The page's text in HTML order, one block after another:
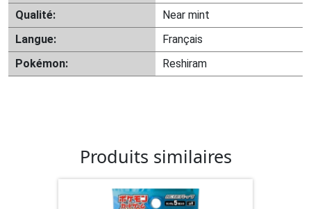
Qualité:
Near mint
Langue:
Français
Pokémon:
Reshiram
Produits similaires